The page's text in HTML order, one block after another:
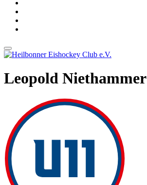
Leopold Niethammer